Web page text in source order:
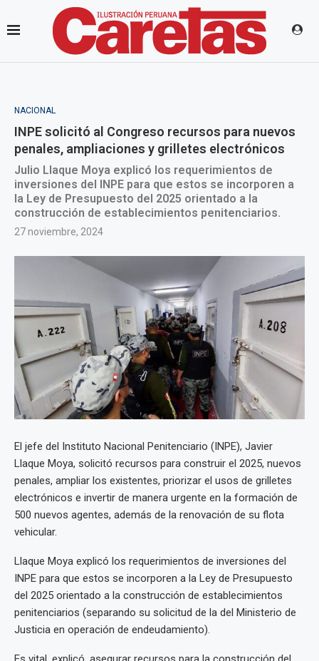
NACIONAL
INPE solicitó al Congreso recursos para nuevos
penales, ampliaciones y grilletes electrónicos
Julio Llaque Moya explicó los requerimientos de
inversiones del INPE para que estos se incorporen a
la Ley de Presupuesto del 2025 orientado a la
construcción de establecimientos penitenciarios.
27 noviembre, 2024
El jefe del Instituto Nacional Penitenciario (INPE), Javier
Llaque Moya, solicitó recursos para construir el 2025, nuevos
penales, ampliar los existentes, priorizar el usos de grilletes
electrónicos e invertir de manera urgente en la formación de
500 nuevos agentes, además de la renovación de su flota
vehicular.
Llaque Moya explicó los requerimientos de inversiones del
INPE para que estos se incorporen a la Ley de Presupuesto
del 2025 orientado a la construcción de establecimientos
penitenciarios (separando su solicitud de la del Ministerio de
Justicia en operación de endeudamiento).